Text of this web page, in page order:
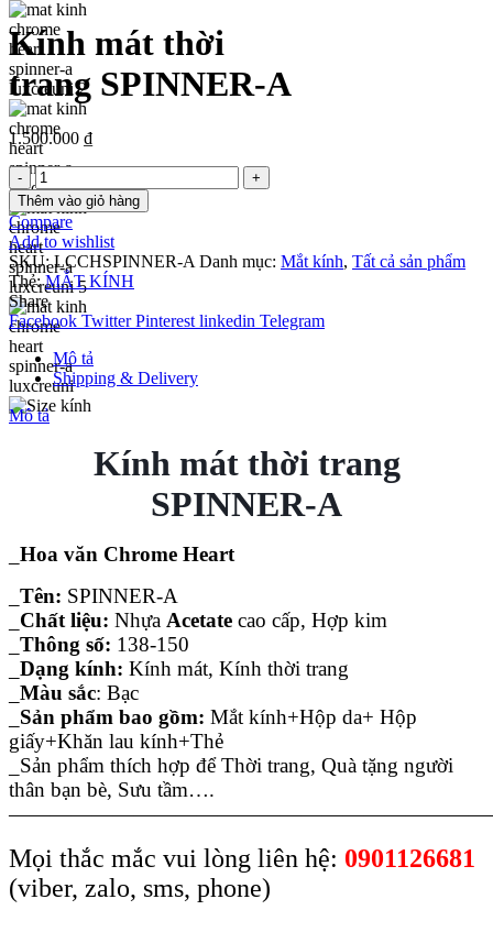
Kính mát thời
trang SPINNER-A
1.500.000 ₫
Kính
mát
thời
trang SPINNER-
A
số
lượng
Thêm vào giỏ hàng
Compare
Add to wishlist
SKU:LCCHSPINNER-A Danh mục: Mắt kính, Tất cả sản phẩm
Thẻ:MẮT KÍNH
Share
Facebook Twitter Pinterest linkedin Telegram
Mô tả
Shipping & Delivery
Mô tả
Kính mát thời trang
SPINNER-A
Hoa văn Chrome Heart
Tên: SPINNER-A
Chất liệu: Nhựa Acetate cao cấp, Hợp kim
Thông số: 138-150
Dạng kính: Kính mát, Kính thời trang
Màu sắc: Bạc
Sản phẩm bao gồm: Mắt kính+Hộp da+ Hộp
giấy+Khăn lau kính+Thẻ
_Sản phẩm thích hợp để Thời trang, Quà tặng người
thân bạn bè, Sưu tầm….
Mọi thắc mắc vui lòng liên hệ: 0901126681
(viber, zalo, sms, phone)